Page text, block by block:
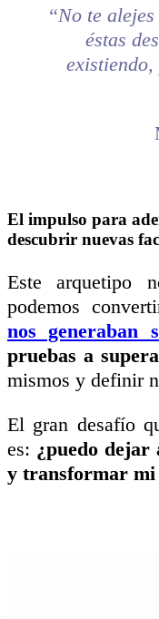
“No te
éstas
El impulso para
descubrir nuevas
Este arquetipo
podemos
nos generaban
pruebas a
mismos y definir
El gran desafío
es: ¿puedo dejar
y transformar mi